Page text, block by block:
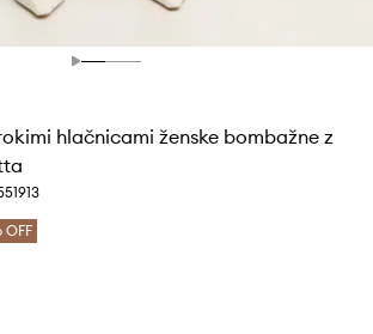
hlačnicami ženske bombažne z
OFF